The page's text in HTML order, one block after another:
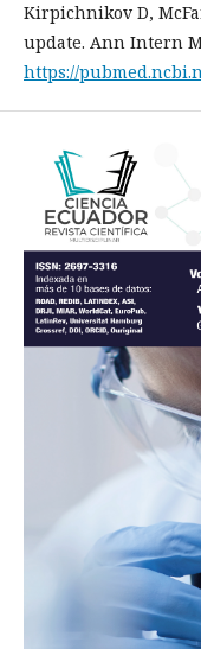
Kirpichnikov D,
update. Ann Intern
https://